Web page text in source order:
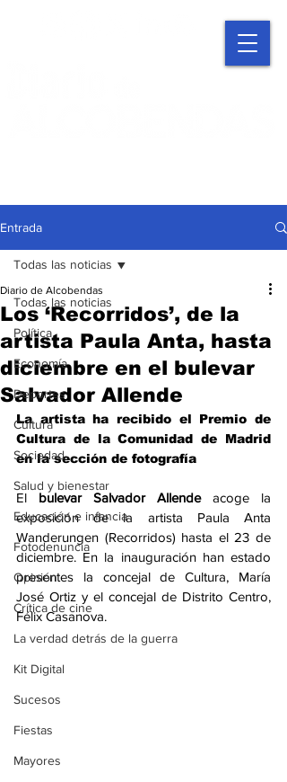
Entrada
Todas las noticias
Política
Economía
Deportes
Cultura
Sociedad
Salud y bienestar
Educación e infancia
Fotodenuncia
Opinión
Crítica de cine
La verdad detrás de la guerra
Kit Digital
Sucesos
Fiestas
Mayores
Todas las noticias
Los ‘Recorridos’, de la
artista Paula Anta, hasta
diciembre en el bulevar
Salvador Allende
Diario de Alcobendas
La artista ha recibido el Premio de
Cultura de la Comunidad de Madrid
en la sección de fotografía
El bulevar Salvador Allende acoge la
exposición de la artista Paula Anta
Wanderungen (Recorridos) hasta el 23 de
diciembre. En la inauguración han estado
presentes la concejal de Cultura, María
José Ortiz y el concejal de Distrito Centro,
Félix Casanova.